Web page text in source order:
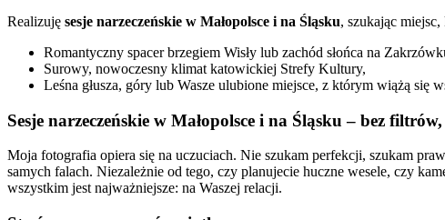
Realizuję sesje narzeczeńskie w Małopolsce i na Śląsku, szukając
Romantyczny spacer brzegiem Wisły lub zachód słońca na
Surowy, nowoczesny klimat katowickiej Strefy Kultury,
Leśna głusza, góry lub Wasze ulubione miejsce, z którym wiążą się
Sesje narzeczeńskie w Małopolsce i na Śląsku – bez filtrów,
Moja fotografia opiera się na uczuciach. Nie szukam perfekcji, szukam
samych falach. Niezależnie od tego, czy planujecie huczne wesele, czy
wszystkim jest najważniejsze: na Waszej relacji.